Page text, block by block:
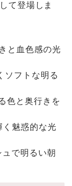
て登場しま
と血色感の光
ソフトな明る
色と奥行きを
魅惑的な光
で明るい朝